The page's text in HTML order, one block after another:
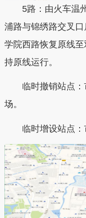
5路：由火车温
浦路与锦绣路交叉口
学院西路恢复原线
持原线运行。
临时撤销站点
场。
临时增设站点：